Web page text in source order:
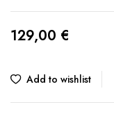
129,00 €
Add to wishlist